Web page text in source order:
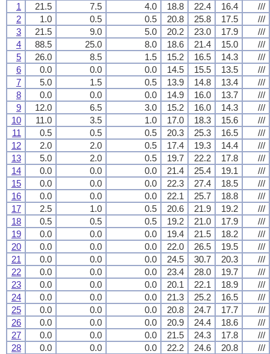
1
21.5 7.5 4.0 18.8 22.4 16.4
///
2
1.0 0.5 0.5 20.8 25.8 17.5
///
3
21.5 9.0 5.0 20.2 23.0 17.9
///
4
88.5 25.0 8.0 18.6 21.4 15.0
///
5
26.0 8.5 1.5 15.2 16.5 14.3
///
6
0.0 0.0 0.0 14.5 15.5 13.5
///
7
5.0 1.5 0.5 13.9 14.8 13.4
///
8
0.0 0.0 0.0 14.9 16.0 13.7
///
9
12.0 6.5 3.0 15.2 16.0 14.3
///
10
11.0 3.5 1.0 17.0 18.3 15.6
///
11
0.5 0.5 0.5 20.3 25.3 16.5
///
12
2.0 2.0 0.5 17.4 19.3 14.4
///
13
5.0 2.0 0.5 19.7 22.2 17.8
///
14
0.0 0.0 0.0 21.4 25.4 19.1
///
15
0.0 0.0 0.0 22.3 27.4 18.5
///
16
0.0 0.0 0.0 22.1 25.7 18.8
///
17
2.5 1.0 0.5 20.6 21.9 19.2
///
18
0.5 0.5 0.5 19.2 21.0 17.9
///
19
0.0 0.0 0.0 19.4 21.5 18.2
///
20
0.0 0.0 0.0 22.0 26.5 19.5
///
21
0.0 0.0 0.0 24.5 30.7 20.3
///
22
0.0 0.0 0.0 23.4 28.0 19.7
///
23
0.0 0.0 0.0 20.1 22.1 18.9
///
24
0.0 0.0 0.0 21.3 25.2 16.5
///
25
0.0 0.0 0.0 20.8 24.7 17.7
///
26
0.0 0.0 0.0 20.9 24.4 18.6
///
27
0.0 0.0 0.0 21.5 24.3 17.8
///
28
0.0 0.0 0.0 22.2 24.6 20.8
///